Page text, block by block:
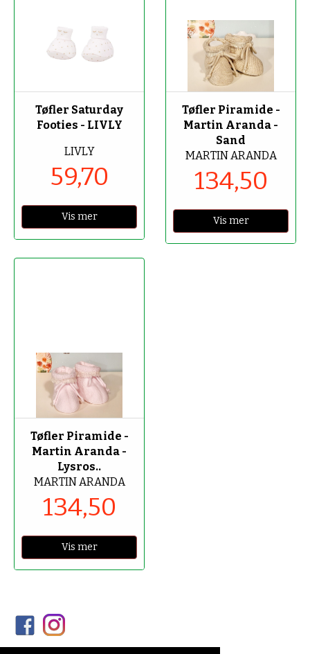
Tøfler Saturday
Footies - LIVLY
LIVLY
59,70
Vis mer
-50%
Tøfler Piramide -
Martin Aranda -
Sand
MARTIN ARANDA
134,50
Vis mer
-50%
Tøfler Piramide -
Martin Aranda -
Lysros..
MARTIN ARANDA
134,50
Vis mer